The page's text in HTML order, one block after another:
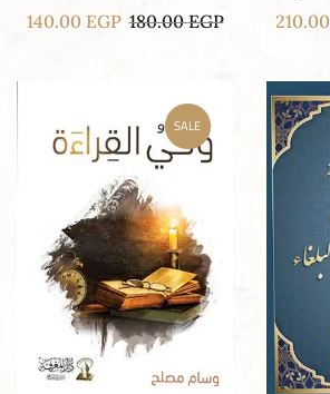
210.00
180.00EGP
140.00 EGP
SALE